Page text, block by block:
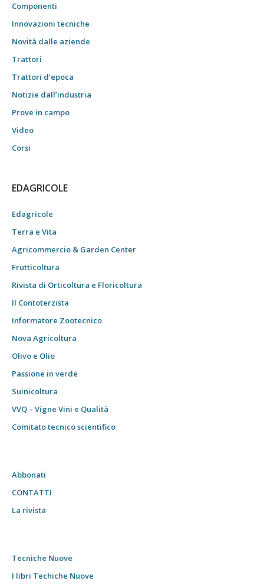
Componenti
Innovazioni tecniche
Novità dalle aziende
Trattori
Trattori d’epoca
Notizie dall’industria
Prove in campo
Video
Corsi
EDAGRICOLE
Edagricole
Terra e Vita
Agricommercio & Garden Center
Frutticoltura
Rivista di Orticoltura e Floricoltura
Il Contoterzista
Informatore Zootecnico
Nova Agricoltura
Olivo e Olio
Passione in verde
Suinicoltura
VVQ – Vigne Vini e Qualità
Comitato tecnico scientifico
Abbonati
CONTATTI
La rivista
Tecniche Nuove
I libri Techiche Nuove